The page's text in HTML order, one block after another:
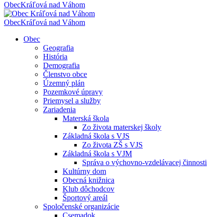
ObecKráľová nad Váhom
ObecKráľová nad Váhom
Obec
Geografia
História
Demografia
Členstvo obce
Územný plán
Pozemkové úpravy
Priemysel a služby
Zariadenia
Materská škola
Zo života materskej školy
Základná škola s VJS
Zo života ZŠ s VJS
Základná škola s VJM
Správa o výchovno-vzdelávacej činnosti
Kultúrny dom
Obecná knižnica
Klub dôchodcov
Športový areál
Spoločenské organizácie
Csemadok